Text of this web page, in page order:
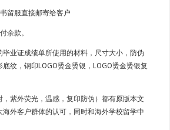
留服直接邮寄给客户
余款。
业证成绩单所使用的材料，尺寸大小，防伪
纹，钢印LOGO烫金烫银，LOGO烫金烫银复
紫外荧光，温感，复印防伪）都有原版本文
外客户群体的认可，同时和海外学校留学中